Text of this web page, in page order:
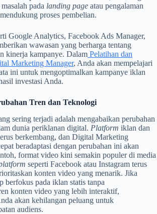
pada landing page atau pengalaman
proses pembelian.
Google Analytics, Facebook Ads Manager,
wawasan yang berharga tentang
kinerja kampanye. Dalam Pelatihan dan
Marketing Manager, Anda akan mempelajari
ini untuk mengoptimalkan kampanye iklan
investasi Anda.
Tren dan Teknologi
sering terjadi adalah mengabaikan perubahan
dunia periklanan digital. Platform iklan dan
berkembang, dan Digital Marketing
beradaptasi dengan perubahan ini akan
format video kini semakin populer di media
seperti Facebook atau Instagram terus
konten video yang menarik. Jika
berfokus pada iklan statis tanpa
konten video yang lebih interaktif,
akan kehilangan peluang untuk
audiens.